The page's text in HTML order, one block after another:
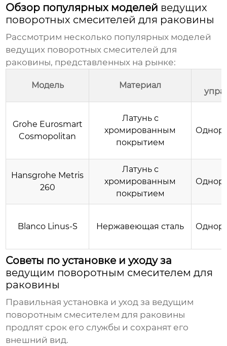
Обзор популярных моделей ведущих
поворотных смесителей для раковины
Рассмотрим несколько популярных моделей
ведущих поворотных смесителей для
раковины, представленных на рынке:
Модель Материал
Grohe Eurosmart
Cosmopolitan
Латунь с
хромированным
покрытием
Hansgrohe Metris
260
Латунь с
хромированным
покрытием
Blanco Linus-S Нержавеющая сталь
Советы по установке и уходу за
ведущим поворотным смесителем для
раковины
Правильная установка и уход за ведущим
поворотным смесителем для раковины
продлят срок его службы и сохранят его
внешний вид.